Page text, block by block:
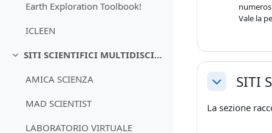
Earth Exploration Toolbook!
ICLEEN
Minimizza
SITI SCIENTIFICI MULTIDISCIPLINARI
AMICA SCIENZA
MAD SCIENTIST
LABORATORIO VIRTUALE
Vale la
Minimizza
SITI
La sezione